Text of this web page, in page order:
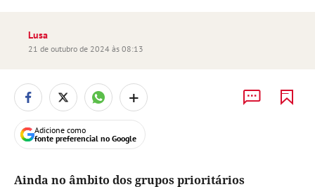
Lusa
21 de outubro de 2024 às 08:13
+
Adicione como
fonte preferencial no Google
Ainda no âmbito dos grupos prioritários